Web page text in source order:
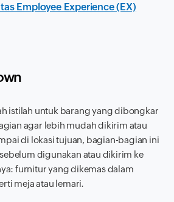
Employee Experience (EX)
istilah untuk barang yang dibongkar
agar lebih mudah dikirim atau
di lokasi tujuan, bagian-bagian ini
digunakan atau dikirim ke
furnitur yang dikemas dalam
meja atau lemari.